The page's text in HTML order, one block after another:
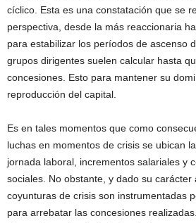
cíclico. Esta es una constatación que se
perspectiva, desde la más reaccionaria
para estabilizar los períodos de ascenso
grupos dirigentes suelen calcular hasta
concesiones. Esto para mantener su
reproducción del capital.
Es en tales momentos que como
luchas en momentos de crisis se ubican
jornada laboral, incrementos salariales y
sociales. No obstante, y dado su
coyunturas de crisis son instrumentadas
para arrebatar las concesiones